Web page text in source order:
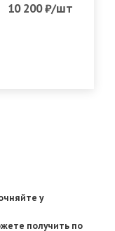
10 200₽/шт
у
получить по